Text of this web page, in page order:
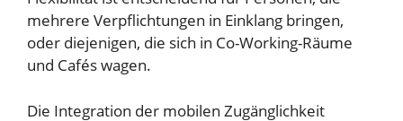
mehrere Verpflichtungen in Einklang bringen,
oder diejenigen, die sich in Co-Working-Räume
und Cafés wagen.
Die Integration der mobilen Zugänglichkeit